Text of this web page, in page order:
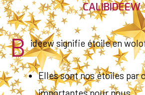
CALIBIDEEW
B ideew signifie étoile en
Elles sont nos étoiles par